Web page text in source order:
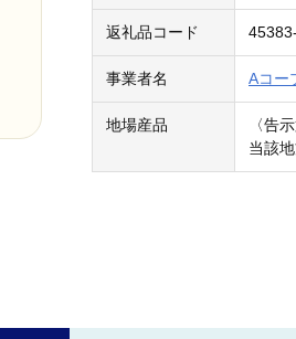
返礼品コード
事業者名 Aコー
地場産品
〈告
当該